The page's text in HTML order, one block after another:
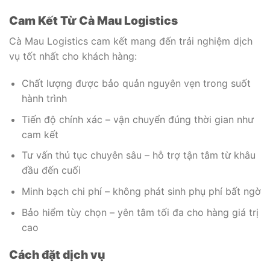
Cam Kết Từ Cà Mau Logistics
Cà Mau Logistics cam kết mang đến trải nghiệm dịch
vụ tốt nhất cho khách hàng:
Chất lượng được bảo quản nguyên vẹn trong suốt
hành trình
Tiến độ chính xác – vận chuyển đúng thời gian như
cam kết
Tư vấn thủ tục chuyên sâu – hỗ trợ tận tâm từ khâu
đầu đến cuối
Minh bạch chi phí – không phát sinh phụ phí bất ngờ
Bảo hiểm tùy chọn – yên tâm tối đa cho hàng giá trị
cao
Cách đặt dịch vụ